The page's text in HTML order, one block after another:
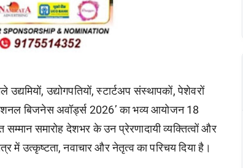
उद्यमियों,उद्योगपतियों,स्टार्टअप संस्थापकों,पेशेवरों
बिजनेस अवॉर्ड्स2026’का भव्य आयोजन18
सम्मान समारोह देशभर के उन प्रेरणादायी व्यक्तित्वों और
में उत्कृष्टता,नवाचार और नेतृत्व का परिचय दिया है ।